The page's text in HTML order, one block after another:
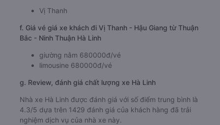
Vị Thanh
f. Giá vé giá xe khách đi Vị Thanh - Hậu Giang từ Thuận
Bắc - Ninh Thuận Hà Linh
giường nằm 680000đ/vé
limousine 680000đ/vé
g. Review, đánh giá chất lượng xe Hà Linh
Nhà xe Hà Linh được đánh giá với số điểm trung bình là
4.3/5 dựa trên 1429 đánh giá của khách hàng đã trải
nghiệm dịch vụ của nhà xe này.